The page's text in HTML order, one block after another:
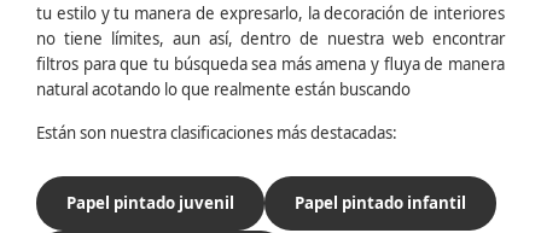
tu estilo y tu manera de expresarlo, la decoración de interiores
no tiene límites, aun así, dentro de nuestra web encontrar
filtros para que tu búsqueda sea más amena y fluya de manera
natural acotando lo que realmente están buscando
Están son nuestra clasificaciones más destacadas:
Papel pintado juvenil Papel pintado infantil